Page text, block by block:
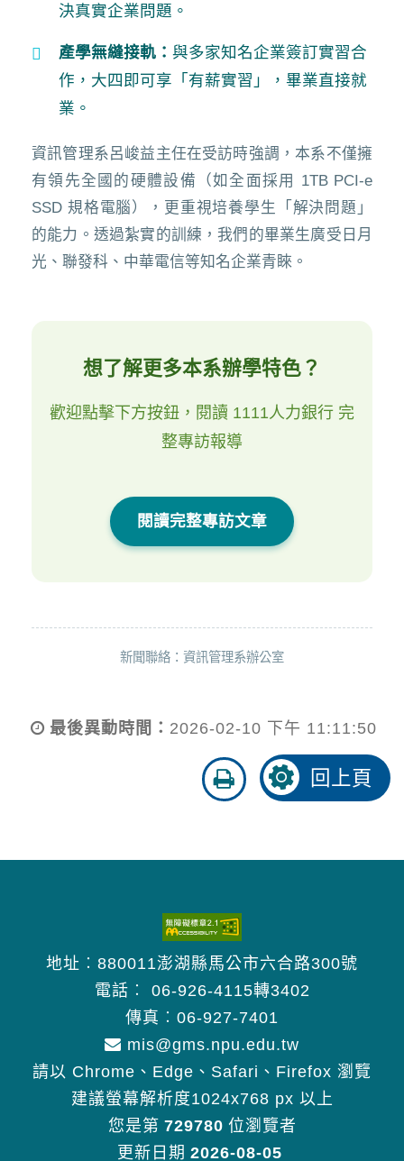
決真實企業問題。
產學無縫接軌： 與多家知名企業簽訂實習合
作，大四即可享「有薪實習」，畢業直接就
業。
資訊管理系呂峻益主任在受訪時強調，本系不僅擁
有領先全國的硬體設備（如全面採用 1TB PCI-e
SSD 規格電腦），更重視培養學生「解決問題」
的能力。透過紮實的訓練，我們的畢業生廣受日月
光、聯發科、中華電信等知名企業青睞。
想了解更多本系辦學特色？
歡迎點擊下方按鈕，閱讀 1111人力銀行 完
整專訪報導
閱讀完整專訪文章
新聞聯絡：資訊管理系辦公室
最後異動時間： 2026-02-10 下午 11:11:50
友
善
回上頁
地址︰880011澎湖縣馬公市六合路300號
電話︰ 06-926-4115轉3402
傳真︰06-927-7401
mis@gms.npu.edu.tw
請以 Chrome、Edge、Safari、Firefox 瀏覽
建議螢幕解析度1024x768 px 以上
您是第 729780 位瀏覽者
更新日期 2026-08-05